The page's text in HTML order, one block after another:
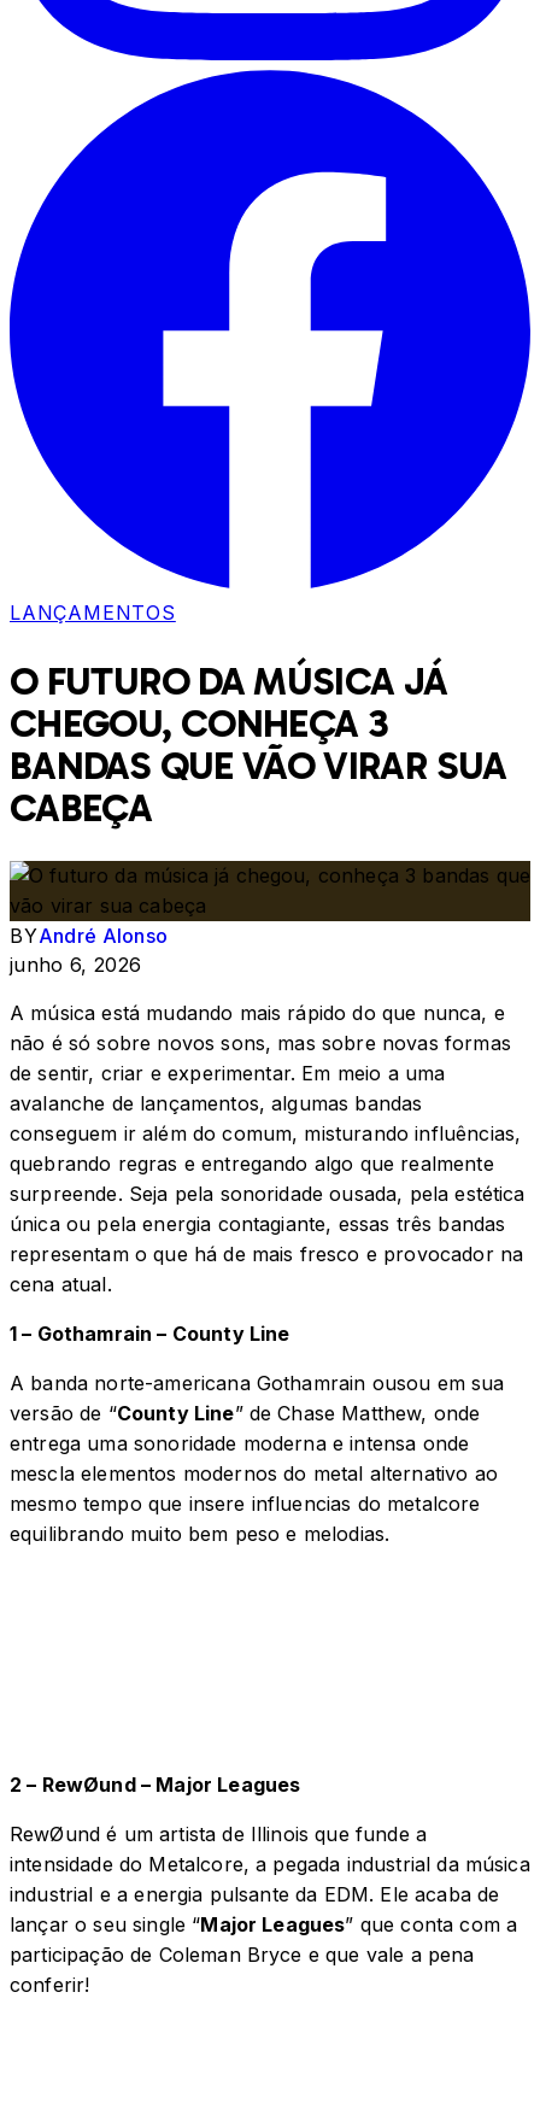
LANÇAMENTOS
O FUTURO DA MÚSICA JÁ
CHEGOU, CONHEÇA 3
BANDAS QUE VÃO VIRAR SUA
CABEÇA
BYAndré Alonso
junho 6, 2026
A música está mudando mais rápido do que nunca, e
não é só sobre novos sons, mas sobre novas formas
de sentir, criar e experimentar. Em meio a uma
avalanche de lançamentos, algumas bandas
conseguem ir além do comum, misturando influências,
quebrando regras e entregando algo que realmente
surpreende. Seja pela sonoridade ousada, pela estética
única ou pela energia contagiante, essas três bandas
representam o que há de mais fresco e provocador na
cena atual.
1 – Gothamrain – County Line
A banda norte-americana Gothamrain ousou em sua
versão de “County Line” de Chase Matthew, onde
entrega uma sonoridade moderna e intensa onde
mescla elementos modernos do metal alternativo ao
mesmo tempo que insere influencias do metalcore
equilibrando muito bem peso e melodias.
2 – RewØund – Major Leagues
RewØund é um artista de Illinois que funde a
intensidade do Metalcore, a pegada industrial da música
industrial e a energia pulsante da EDM. Ele acaba de
lançar o seu single “Major Leagues” que conta com a
participação de Coleman Bryce e que vale a pena
conferir!